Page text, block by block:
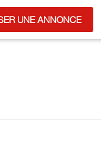
UNE ANNONCE